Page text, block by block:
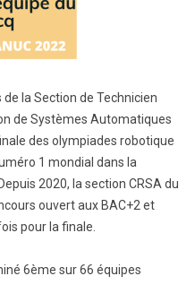
la Section de Technicien
de Systèmes Automatiques
des olympiades robotique
1 mondial dans la
2020, la section CRSA du
ouvert aux BAC+2 et
pour la finale.
6ème sur 66 équipes